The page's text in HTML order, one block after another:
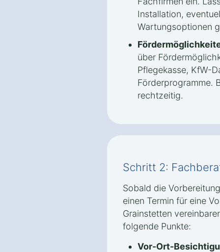
Installation,
Wartungsoptionen
über
Pflegekasse, KfW-
Förderprogramme.
rechtzeitig.
Schritt 2:
Sobald die
einen Termin für eine
Grainstetten
folgende Punkte:
Vor-Ort-